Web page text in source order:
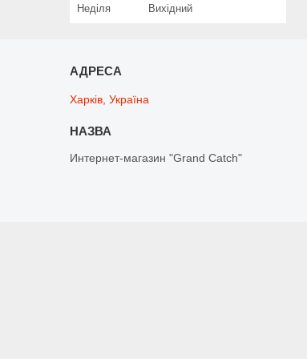
Неділя
Вихідний
Харків, Україна
Интернет-магазин "Grand Catch"